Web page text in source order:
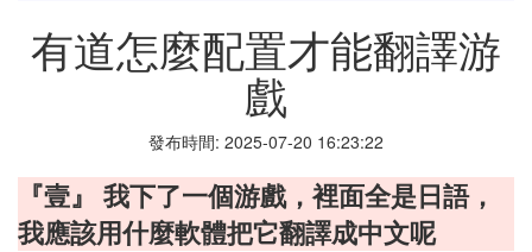
有道怎麼配置才能翻譯游
戲
發布時間: 2025-07-20 16:23:22
『壹』 我下了一個游戲，裡面全是日語，
我應該用什麼軟體把它翻譯成中文呢